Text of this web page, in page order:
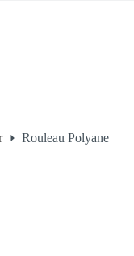
Rouleau Polyane